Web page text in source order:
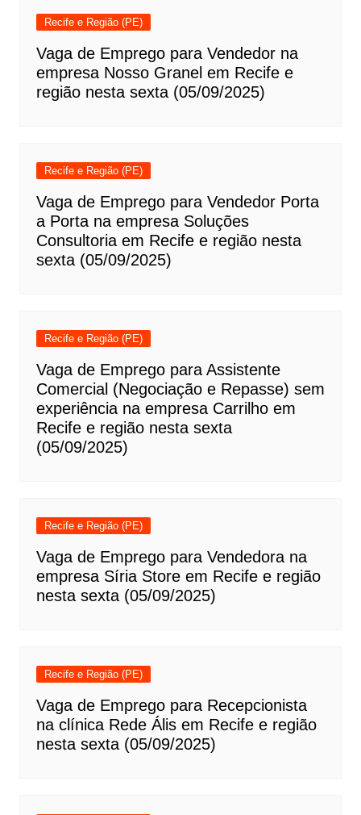
Recife e Região (PE)
Vaga de Emprego para Vendedor na
empresa Nosso Granel em Recife e
região nesta sexta (05/09/2025)
Recife e Região (PE)
Vaga de Emprego para Vendedor Porta
a Porta na empresa Soluções
Consultoria em Recife e região nesta
sexta (05/09/2025)
Recife e Região (PE)
Vaga de Emprego para Assistente
Comercial (Negociação e Repasse) sem
experiência na empresa Carrilho em
Recife e região nesta sexta
(05/09/2025)
Recife e Região (PE)
Vaga de Emprego para Vendedora na
empresa Síria Store em Recife e região
nesta sexta (05/09/2025)
Recife e Região (PE)
Vaga de Emprego para Recepcionista
na clínica Rede Ális em Recife e região
nesta sexta (05/09/2025)